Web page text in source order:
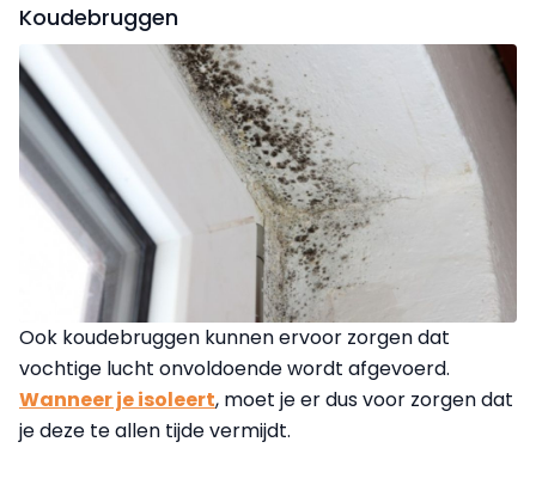
Koudebruggen
Ook koudebruggen kunnen ervoor zorgen dat
vochtige lucht onvoldoende wordt afgevoerd.
Wanneer je isoleert, moet je er dus voor zorgen dat
je deze te allen tijde vermijdt.